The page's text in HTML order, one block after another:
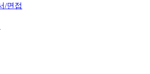
/면접